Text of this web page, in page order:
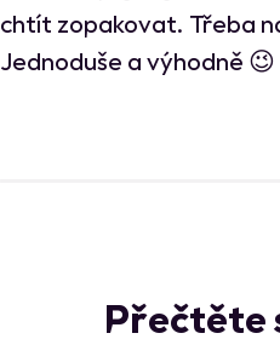
chtít zopakovat. Třeba
Jednoduše a výhodně 😉
Přečtěte